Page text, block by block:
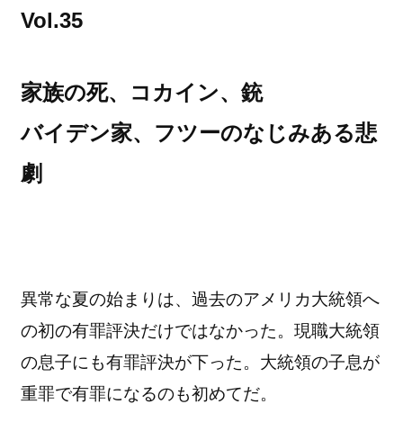
Vol.35
家族の死、コカイン、銃
バイデン家、フツーのなじみある悲
劇
異常な夏の始まりは、過去のアメリカ大統領へ
の初の有罪評決だけではなかった。現職大統領
の息子にも有罪評決が下った。大統領の子息が
重罪で有罪になるのも初めてだ。